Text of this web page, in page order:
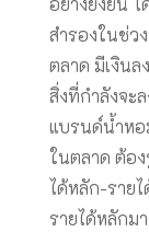
สำรองในช่ว
ตลาด มีเงินล
สิ่งที่กำลังจะ
แบรนด์น้ำหอ
ในตลาด ต้อ
ได้หลัก-ราย
รายได้หลักม